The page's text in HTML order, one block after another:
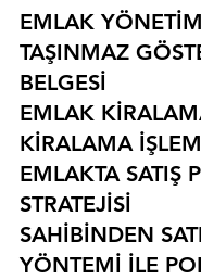
EMLAK
TAŞINMAZ
BELGESİ
EMLAK
KİRALAMA
EMLAKTA SATIŞ
STRATEJİSİ
SAHİBİNDEN
YÖNTEMİ İLE